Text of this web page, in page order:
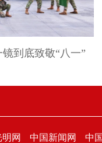
到底致敬“八一”
明网 中国新闻网
中